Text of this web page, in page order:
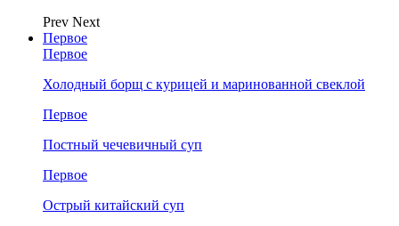
Prev Next
Первое
Первое
Холодный борщ с курицей и маринованной свеклой
Первое
Постный чечевичный суп
Первое
Острый китайский суп